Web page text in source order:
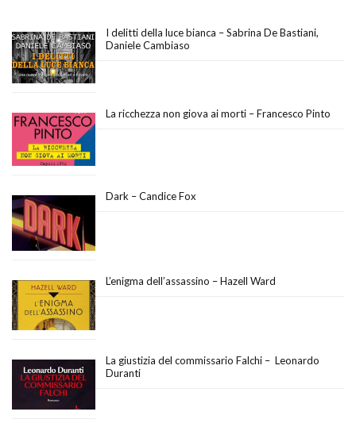
I delitti della luce bianca – Sabrina De Bastiani,
Daniele Cambiaso
La ricchezza non giova ai morti – Francesco Pinto
Dark – Candice Fox
L’enigma dell’assassino – Hazell Ward
La giustizia del commissario Falchi – Leonardo
Duranti